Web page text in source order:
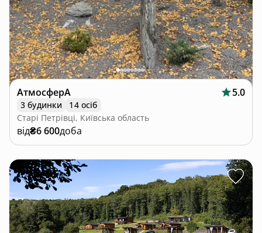
АтмосферА 5.0
3 будинки
14 осіб
Старі Петрівці, Київська область
від₴6 600доба